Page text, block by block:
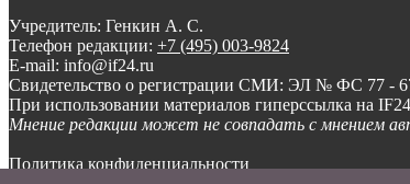
Учредитель: Генкин А. С.
Телефон редакции: +7 (495) 003-9824
E-mail: info@if24.ru
Свидетельство о регистрации СМИ: ЭЛ № ФС 77 -
При использовании материалов гиперссылка на
Мнение редакции может не совпадать с мнением
Политика конфиденциальности